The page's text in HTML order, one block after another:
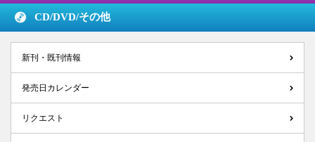
CD/DVD/その他
新刊・既刊情報
発売日カレンダー
リクエスト